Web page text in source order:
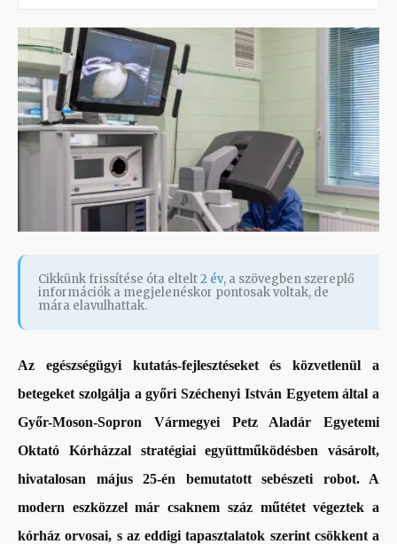
Cikkünk frissítése óta eltelt2 év, a szövegben szereplő
információk a megjelenéskor pontosak voltak, de
mára elavulhattak.
Az egészségügyi kutatás-fejlesztéseket és közvetlenül a
betegeket szolgálja a győri Széchenyi István Egyetem által a
Győr-Moson-Sopron Vármegyei Petz Aladár Egyetemi
Oktató Kórházzal stratégiai együttműködésben vásárolt,
hivatalosan május 25-én bemutatott sebészeti robot. A
modern eszközzel már csaknem száz műtétet végeztek a
kórház orvosai, s az eddigi tapasztalatok szerint csökkent a